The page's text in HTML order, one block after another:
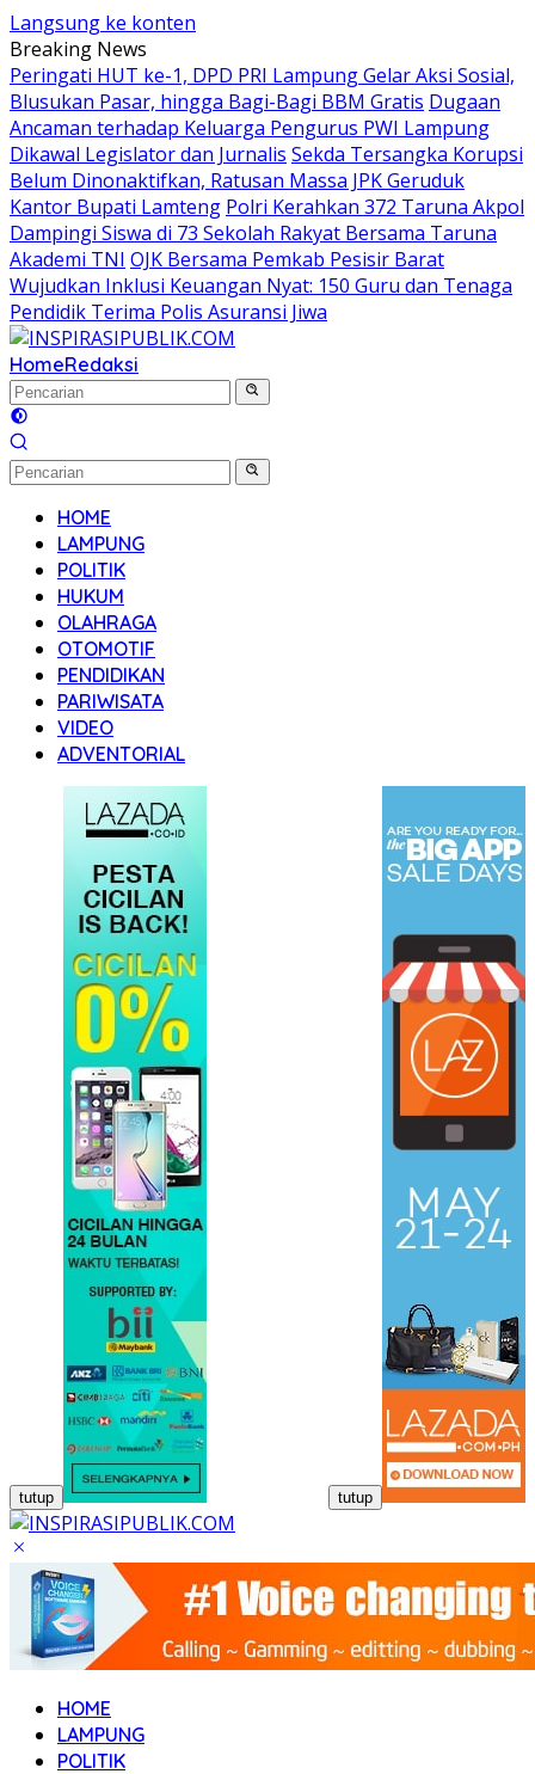
Langsung ke konten
Breaking News
Peringati HUT ke-1, DPD PRI Lampung Gelar Aksi Sosial,
Blusukan Pasar, hingga Bagi-Bagi BBM Gratis Dugaan
Ancaman terhadap Keluarga Pengurus PWI Lampung
Dikawal Legislator dan Jurnalis Sekda Tersangka Korupsi
Belum Dinonaktifkan, Ratusan Massa JPK Geruduk
Kantor Bupati Lamteng Polri Kerahkan 372 Taruna Akpol
Dampingi Siswa di 73 Sekolah Rakyat Bersama Taruna
Akademi TNI OJK Bersama Pemkab Pesisir Barat
Wujudkan Inklusi Keuangan Nyat: 150 Guru dan Tenaga
Pendidik Terima Polis Asuransi Jiwa
HomeRedaksi
HOME
LAMPUNG
POLITIK
HUKUM
OLAHRAGA
OTOMOTIF
PENDIDIKAN
PARIWISATA
VIDEO
ADVENTORIAL
tutup
tutup
HOME
LAMPUNG
POLITIK